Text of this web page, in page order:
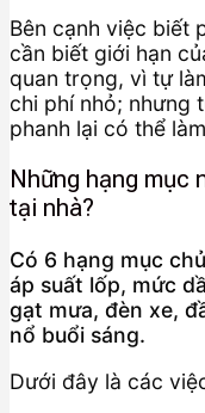
Bên cạnh việc biết
cần biết giới hạn
quan trọng, vì tự
chi phí nhỏ; nhưng
phanh lại có thể
Những hạng mục
tại nhà?
Có 6 hạng mục
áp suất lốp, mức
gạt mưa, đèn xe,
nổ buổi sáng.
Dưới đây là các